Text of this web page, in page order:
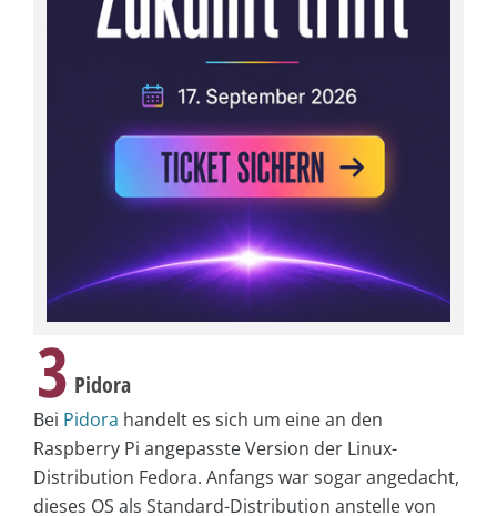
3 Pidora
Bei Pidora handelt es sich um eine an den
Raspberry Pi angepasste Version der Linux-
Distribution Fedora. Anfangs war sogar angedacht,
dieses OS als Standard-Distribution anstelle von